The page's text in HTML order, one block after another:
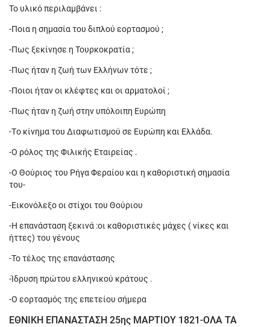
Το υλικό περιλαμβάνει :
-Ποια η σημασία του διπλού εορτασμού ;
-Πως ξεκίνησε η Τουρκοκρατία ;
-Πως ήταν η ζωή των Ελλήνων τότε ;
-Ποιοι ήταν οι κλέφτες και οι αρματολοί ;
-Πως ήταν η ζωή στην υπόλοιπη Ευρώπη
-Tο κίνημα του Διαφωτισμού σε Ευρώπη και Ελλάδα.
-Ο ρόλος της Φιλικής Εταιρείας .
-Ο Θούριος του Ρήγα Φεραίου και η καθοριστική σημασία
του-
-Εικονόλεξο οι στίχοι του Θούριου
-Η επανάσταση ξεκινά :oι καθοριστικές μάχες ( νίκες και
ήττες) του γένους
-Το τέλος της επανάστασης
-Ίδρυση πρώτου ελληνικού κράτους .
-Ο εορτασμός της επετείου σήμερα
ΕΘΝΙΚΗ ΕΠΑΝΑΣΤΑΣΗ 25ης ΜΑΡΤΙΟΥ 1821-ΟΛΑ ΤΑ